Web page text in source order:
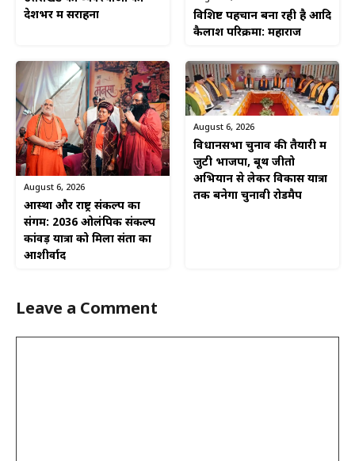
देशभर में सराहना
विशिष्ट पहचान बना रही है आदि
कैलाश परिक्रमा: महाराज
August 6, 2026
आस्था और राष्ट्र संकल्प का
संगम: 2036 ओलंपिक संकल्प
कांवड़ यात्रा को मिला संतों का
आशीर्वाद
August 6, 2026
विधानसभा चुनाव की तैयारी में
जुटी भाजपा, बूथ जीतो
अभियान से लेकर विकास यात्रा
तक बनेगा चुनावी रोडमैप
Leave a Comment